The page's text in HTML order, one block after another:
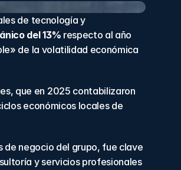
de tecnología y
del 13% respecto al año
de la volatilidad económica
que en 2025 contabilizaron
económicos locales de
de negocio del grupo, fue clave
y servicios profesionales